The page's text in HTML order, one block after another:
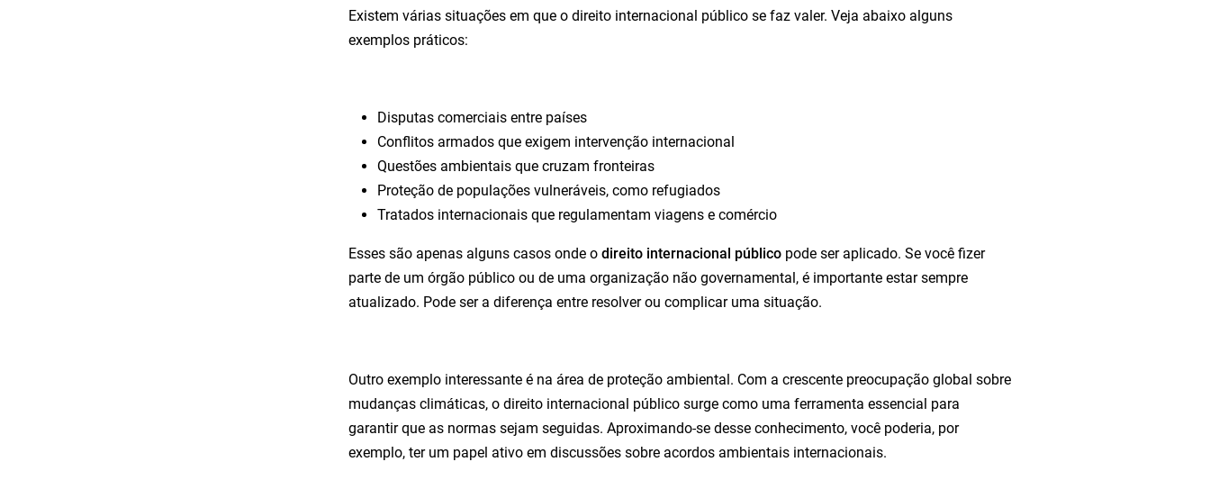
Existem várias situações em que o direito internacional público se faz valer. Veja abaixo alguns
exemplos práticos:
Disputas comerciais entre países
Conflitos armados que exigem intervenção internacional
Questões ambientais que cruzam fronteiras
Proteção de populações vulneráveis, como refugiados
Tratados internacionais que regulamentam viagens e comércio
Esses são apenas alguns casos onde o direito internacional público pode ser aplicado. Se você fizer
parte de um órgão público ou de uma organização não governamental, é importante estar sempre
atualizado. Pode ser a diferença entre resolver ou complicar uma situação.
Outro exemplo interessante é na área de proteção ambiental. Com a crescente preocupação global sobre
mudanças climáticas, o direito internacional público surge como uma ferramenta essencial para
garantir que as normas sejam seguidas. Aproximando-se desse conhecimento, você poderia, por
exemplo, ter um papel ativo em discussões sobre acordos ambientais internacionais.